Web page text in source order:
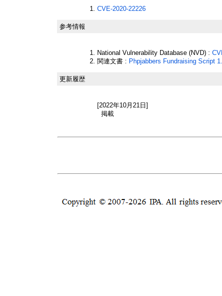
CVE-2020-22226
参考情報
National Vulnerability Database (NVD) :
関連文書 : Phpjabbers Fundraising Script
更新履歴
[2022年10月21日]
掲載